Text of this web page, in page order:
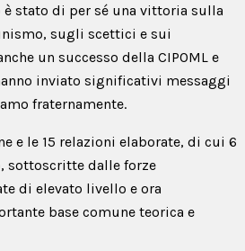
è stato di per sé una vittoria sulla
sugli scettici e sui
un successo della CIPOML e
inviato significativi messaggi
fraternamente.
e le 15 relazioni elaborate, di cui 6
sottoscritte dalle forze
di elevato livello e ora
base comune teorica e